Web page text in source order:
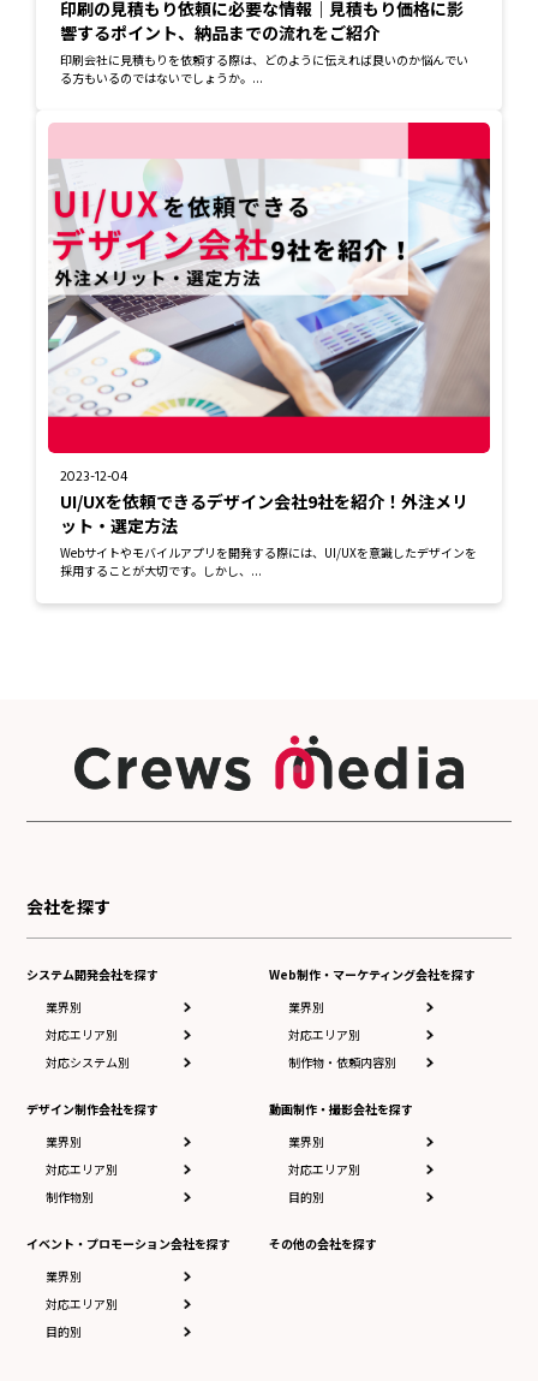
印刷の見積もり依頼に必要な情報｜見積もり価格に影
響するポイント、納品までの流れをご紹介
印刷会社に見積もりを依頼する際は、どのように伝えれば良いのか悩んでい
る方もいるのではないでしょうか。...
2023-12-04
UI/UXを依頼できるデザイン会社9社を紹介！外注メリ
ット・選定方法
Webサイトやモバイルアプリを開発する際には、UI/UXを意識したデザインを
採用することが大切です。しかし、...
会社を探す
システム開発会社を探す
業界別
対応エリア別
対応システム別
デザイン制作会社を探す
業界別
対応エリア別
制作物別
イベント・プロモーション会社を探す
業界別
対応エリア別
目的別
Web制作・マーケティング会社を探す
業界別
対応エリア別
制作物・依頼内容別
動画制作・撮影会社を探す
業界別
対応エリア別
目的別
その他の会社を探す